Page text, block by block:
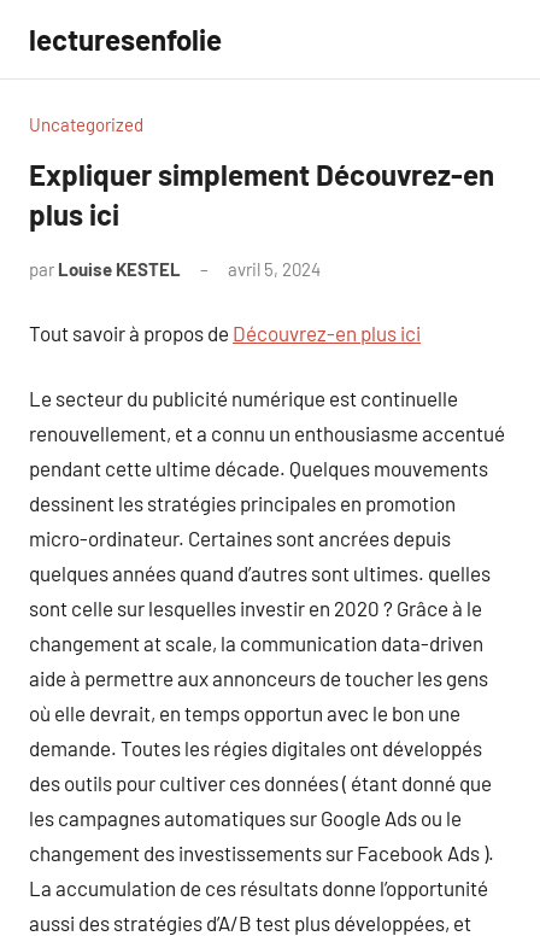
contenu
lecturesenfolie
Uncategorized
Expliquer simplement Découvrez-en
plus ici
par Louise KESTEL avril 5, 2024
Tout savoir à propos de Découvrez-en plus ici
Le secteur du publicité numérique est continuelle
renouvellement, et a connu un enthousiasme accentué
pendant cette ultime décade. Quelques mouvements
dessinent les stratégies principales en promotion
micro-ordinateur. Certaines sont ancrées depuis
quelques années quand d’autres sont ultimes. quelles
sont celle sur lesquelles investir en 2020 ? Grâce à le
changement at scale, la communication data-driven
aide à permettre aux annonceurs de toucher les gens
où elle devrait, en temps opportun avec le bon une
demande. Toutes les régies digitales ont développés
des outils pour cultiver ces données ( étant donné que
les campagnes automatiques sur Google Ads ou le
changement des investissements sur Facebook Ads ).
La accumulation de ces résultats donne l’opportunité
aussi des stratégies d’A/B test plus développées, et